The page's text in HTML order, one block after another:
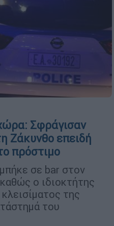
Σφράγισαν
Ζάκυνθο επειδή
πρόστιμο
σε bar στον
ο ιδιοκτήτης
της
του